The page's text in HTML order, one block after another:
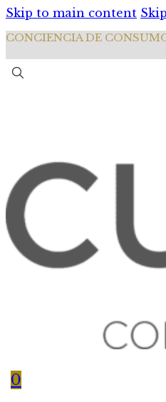
Skip to main content
CONCIENCIA DE
0